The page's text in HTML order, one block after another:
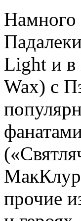
Намного
Light и в
Wax) с
МакКлур
прочие